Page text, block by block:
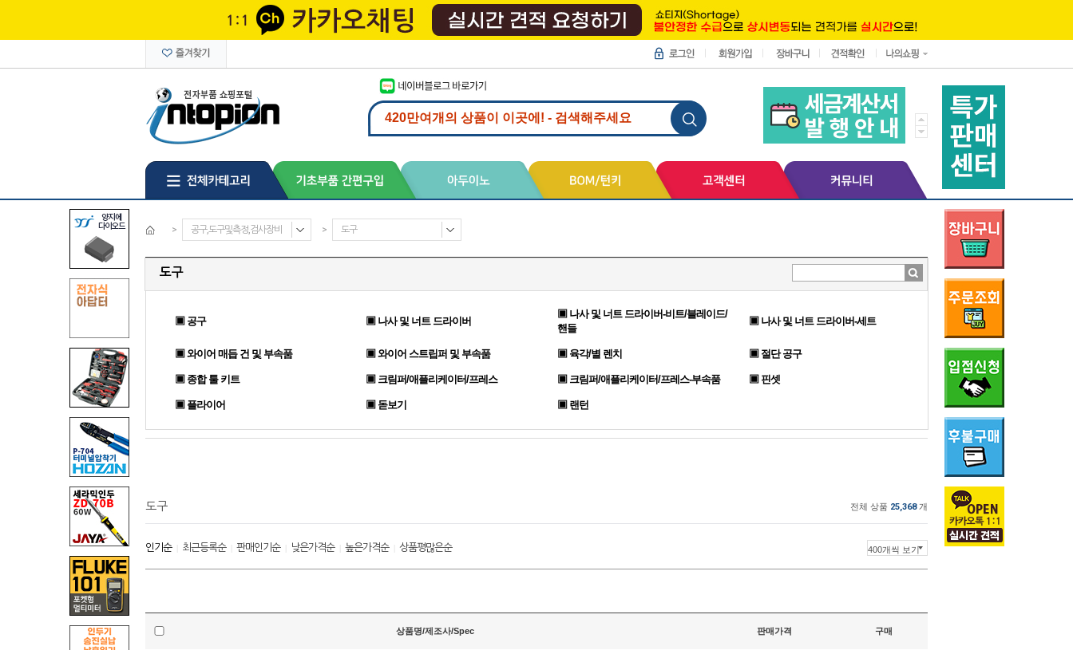
> 공구,도구및측정,검사장비 > 도구
도구
▣ 공구 ▣ 나사 및 너트 드라이버
▣ 나사 및 너트 드라이버-비트/블레이드/
핸들
▣ 나사 및 너트 드라이버-세트
▣ 와이어 매듭 건 및 부속품 ▣ 와이어 스트립퍼 및 부속품 ▣ 육각/별 렌치 ▣ 절단 공구
▣ 종합 툴 키트 ▣ 크림퍼/애플리케이터/프레스 ▣ 크림퍼/애플리케이터/프레스-부속품 ▣ 핀셋
▣ 플라이어 ▣ 돋보기 ▣ 랜턴
도구 전체 상품 25,368개
인기순| 최근등록순| 판매인기순| 낮은가격순| 높은가격순| 상품평많은순
상품명/제조사/Spec 판매가격 구매